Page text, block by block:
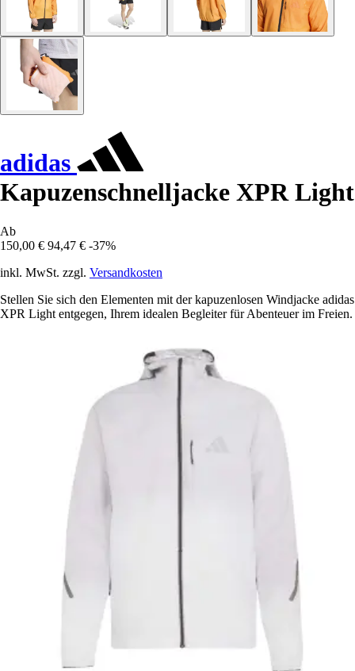
adidas
Kapuzenschnelljacke XPR Light
Ab
150,00 € 94,47 € -37%
inkl. MwSt. zzgl. Versandkosten
Stellen Sie sich den Elementen mit der kapuzenlosen Windjacke adidas
XPR Light entgegen, Ihrem idealen Begleiter für Abenteuer im Freien.